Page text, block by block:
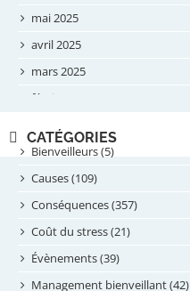
mai 2025
avril 2025
mars 2025
février 2025
septembre 2024
août 2024
juillet 2024
juin 2024
mai 2024
avril 2024
CATÉGORIES
Bienveilleurs (5)
Causes (109)
Conséquences (357)
Coût du stress (21)
Évènements (39)
Management bienveillant (42)